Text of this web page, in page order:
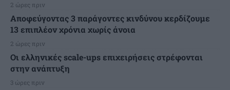
2 ώρες πριν
Αποφεύγοντας 3 παράγοντες κινδύνου κερδίζουμε
13 επιπλέον χρόνια χωρίς άνοια
2 ώρες πριν
Οι ελληνικές scale-ups επιχειρήσεις στρέφονται
στην ανάπτυξη
3 ώρες πριν